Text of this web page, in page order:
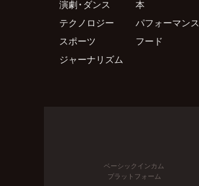
演劇・ダンス
本
テクノロジー
パフォーマンス
スポーツ
フード
ジャーナリズム
ベーシックインカム
プラットフォーム